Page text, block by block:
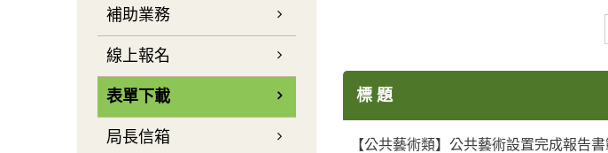
補助業務
線上報名
表單下載
局長信箱
標 題
【公共藝術類】公共藝術設置完成報告